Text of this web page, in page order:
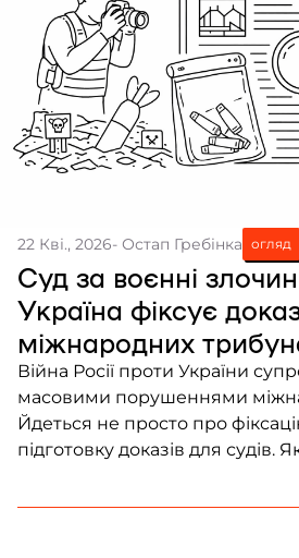
22 Кві., 2026- Остап Гребінка огляд
Суд за воєнні
Україна фіксує
міжнародних
Війна Росії проти України
масовими порушеннями
Йдеться не просто про
підготовку доказів для судів.
Frontliner.